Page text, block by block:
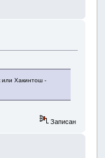
или Хакинтош -
Записан